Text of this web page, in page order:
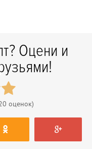
Оцени и
оценок)